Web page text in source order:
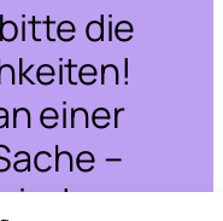
die
einer
–